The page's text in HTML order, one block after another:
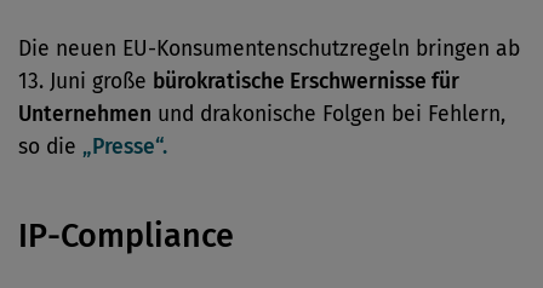
Die neuen EU-Konsumentenschutzregeln bringen ab
13. Juni große bürokratische Erschwernisse für
Unternehmen und drakonische Folgen bei Fehlern,
so die „Presse“.
IP-Compliance